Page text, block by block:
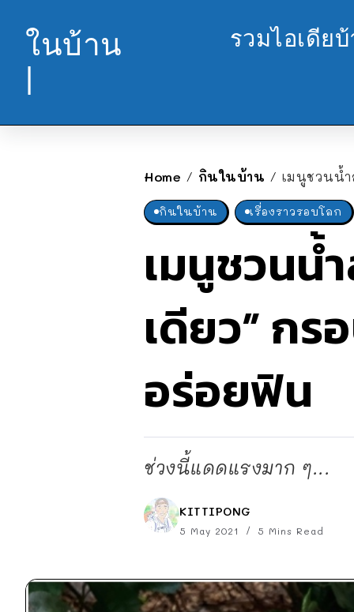
ในบ้าน
|
รวมไอเดีย
Home / กินในบ้าน / เมนูชวนน้
กินในบ้าน เรื่องราวรอบโลก
เมนูชวนน้
เดียว” กร
อร่อยฟิน
ช่วงนี้แดดแรงมาก ๆ...
KITTIPONG
5 May 2021 5 Mins Read